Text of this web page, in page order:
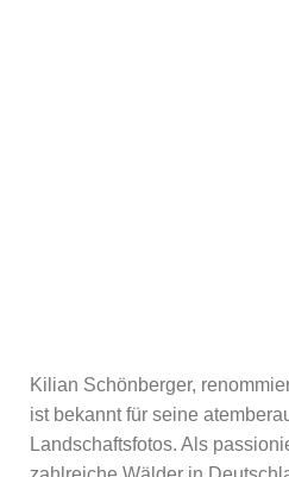
Kilian Schönberger,
ist bekannt für seine
Landschaftsfotos. Als